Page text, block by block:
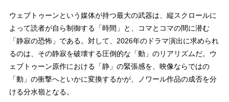
ウェブトゥーンという媒体が持つ最大の武器は、縦スクロールに
よって読者が自ら制御する「時間」と、コマとコマの間に潜む
「静寂の恐怖」である。対して、2026年のドラマ演出に求められ
るのは、その静寂を破壊する圧倒的な「動」のリアリズムだ。ウ
ェブトゥーン原作における「静」の緊張感を、映像ならではの
「動」の衝撃へといかに変換するかが、ノワール作品の成否を分
ける分水嶺となる。